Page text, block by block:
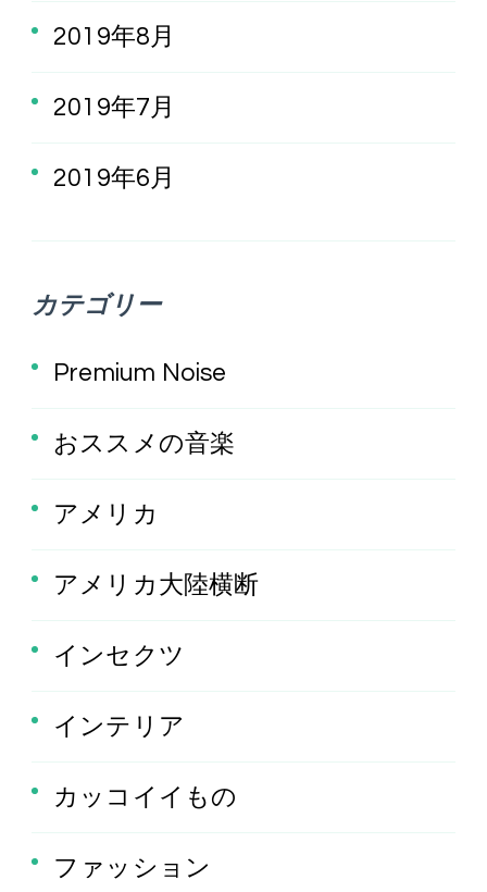
2019年8月
2019年7月
2019年6月
カテゴリー
Premium Noise
おススメの音楽
アメリカ
アメリカ大陸横断
インセクツ
インテリア
カッコイイもの
ファッション